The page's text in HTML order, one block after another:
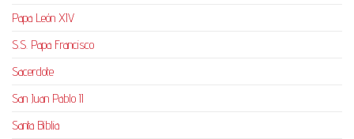
Papa León XIV
S.S. Papa Francisco
Sacerdote
San Juan Pablo II
Santa Biblia